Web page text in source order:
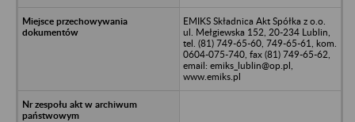
EMIKS Składnica Akt Spółka z o.o.
ul. Mełgiewska 152, 20-234 Lublin,
tel. (81) 749-65-60, 749-65-61, kom.
0604-075-740, fax (81) 749-65-62,
email: emiks_lublin@op.pl,
www.emiks.pl